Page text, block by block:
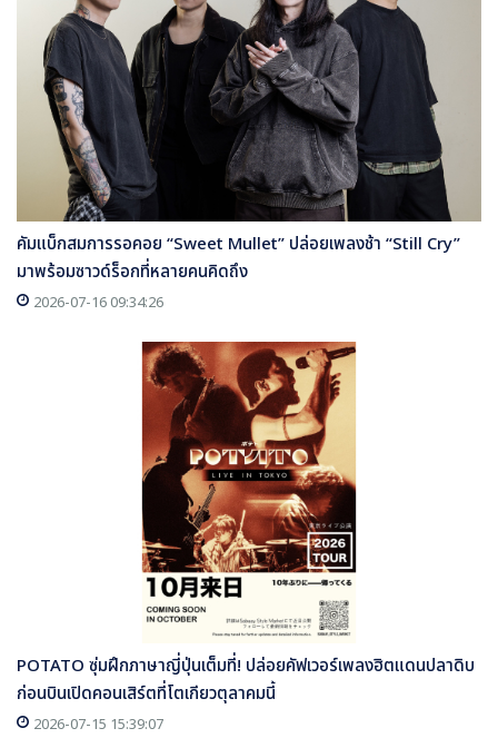
คัมแบ็กสมการรอคอย “Sweet Mullet” ปล่อยเพลงช้า “Still Cry”
มาพร้อมซาวด์ร็อกที่หลายคนคิดถึง
2026-07-16 09:34:26
POTATO ซุ่มฝึกภาษาญี่ปุ่นเต็มที่! ปล่อยคัฟเวอร์เพลงฮิตแดนปลาดิบ
ก่อนบินเปิดคอนเสิร์ตที่โตเกียวตุลาคมนี้
2026-07-15 15:39:07